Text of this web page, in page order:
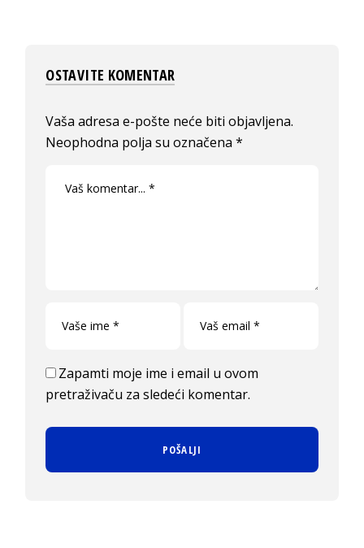
OSTAVITE KOMENTAR
Vaša adresa e-pošte neće biti objavljena.
Neophodna polja su označena*
Zapamti moje ime i email u ovom
pretraživaču za sledeći komentar.